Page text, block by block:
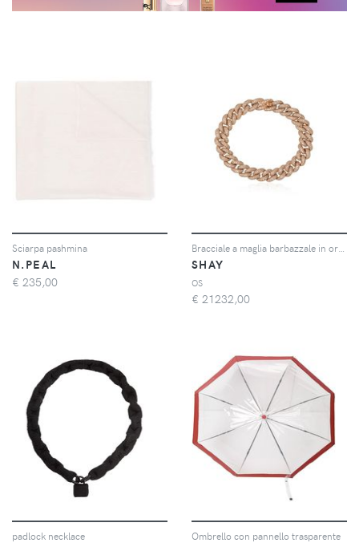
Sciarpa pashmina
N.PEAL
€ 235,00
SHAY
OS
€ 21232,00
padlock necklace Ombrello con pannello trasparente